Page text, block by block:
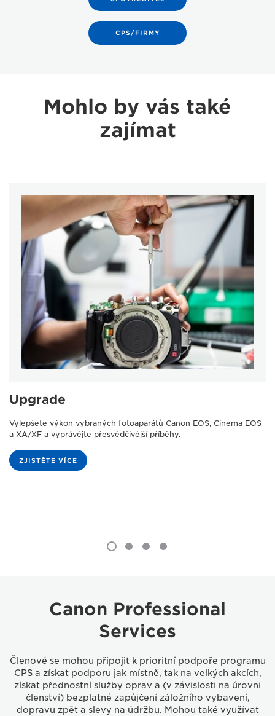
CPS/FIRMY
Mohlo by vás také
zajímat
Upgrade
Vylepšete výkon vybraných fotoaparátů Canon EOS, Cinema EOS
a XA/XF a vyprávějte přesvědčivější příběhy.
ZJISTĚTE VÍCE
Canon Professional
Services
Členové se mohou připojit k prioritní podpoře programu
CPS a získat podporu jak místně, tak na velkých akcích,
získat přednostní služby oprav a (v závislosti na úrovni
členství) bezplatné zapůjčení záložního vybavení,
dopravu zpět a slevy na údržbu. Mohou také využívat